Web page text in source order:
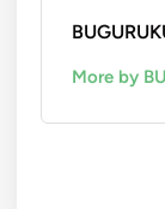
More by